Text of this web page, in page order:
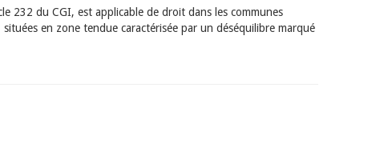
232 du CGI, est applicable de droit dans les communes
en zone tendue caractérisée par un déséquilibre marqué